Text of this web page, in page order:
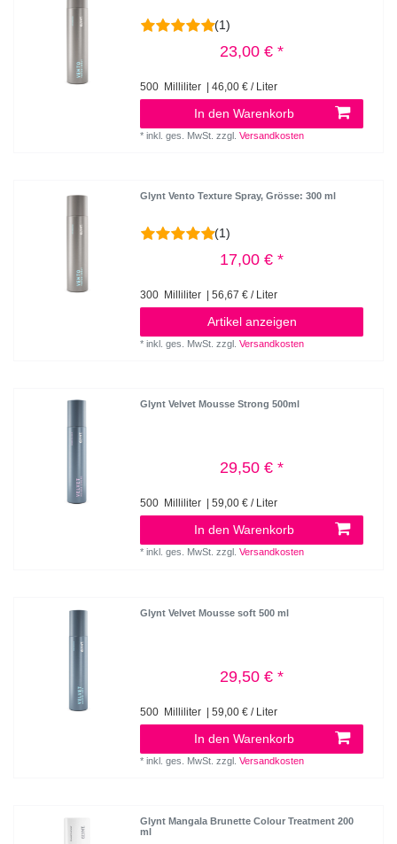
(1)
23,00 € *
500 Milliliter | 46,00 € / Liter
In den Warenkorb
*inkl. ges. MwSt. zzgl.Versandkosten
Glynt Vento Texture Spray, Grösse: 300 ml
(1)
17,00 € *
300 Milliliter | 56,67 € / Liter
Artikel anzeigen
*inkl. ges. MwSt. zzgl.Versandkosten
Glynt Velvet Mousse Strong 500ml
29,50 € *
500 Milliliter | 59,00 € / Liter
In den Warenkorb
*inkl. ges. MwSt. zzgl.Versandkosten
Glynt Velvet Mousse soft 500 ml
29,50 € *
500 Milliliter | 59,00 € / Liter
In den Warenkorb
*inkl. ges. MwSt. zzgl.Versandkosten
Glynt Mangala Brunette Colour Treatment 200
ml